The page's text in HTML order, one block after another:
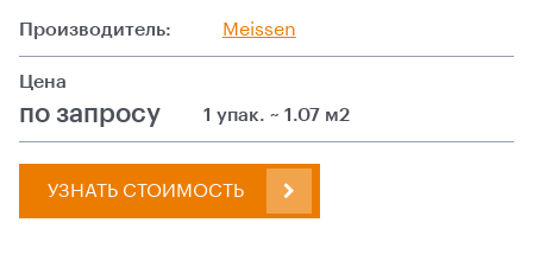
Производитель: Meissen
Цена
по запросу 1 упак. ~ 1.07 м2
УЗНАТЬ СТОИМОСТЬ